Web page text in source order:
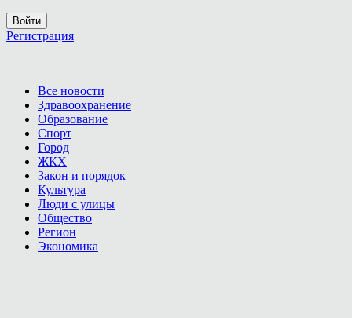
Войти
Регистрация
Все новости
Здравоохранение
Образование
Спорт
Город
ЖКХ
Закон и порядок
Культура
Люди с улицы
Общество
Регион
Экономика